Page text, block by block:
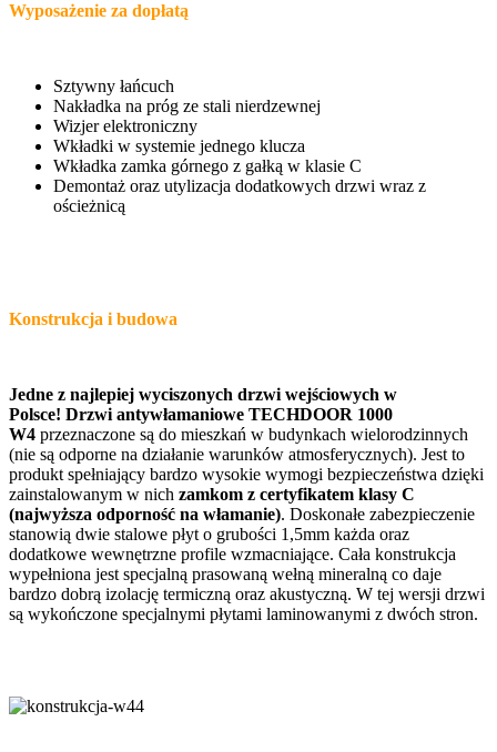
Wyposażenie za dopłatą
Sztywny łańcuch
Nakładka na próg ze stali nierdzewnej
Wizjer elektroniczny
Wkładki w systemie jednego klucza
Wkładka zamka górnego z gałką w klasie C
Demontaż oraz utylizacja dodatkowych drzwi wraz z
ościeżnicą
Konstrukcja i budowa
Jedne z najlepiej wyciszonych drzwi wejściowych w
Polsce! Drzwi antywłamaniowe TECHDOOR 1000
W4 przeznaczone są do mieszkań w budynkach wielorodzinnych
(nie są odporne na działanie warunków atmosferycznych). Jest to
produkt spełniający bardzo wysokie wymogi bezpieczeństwa dzięki
zainstalowanym w nich zamkom z certyfikatem klasy C
(najwyższa odporność na włamanie). Doskonałe zabezpieczenie
stanowią dwie stalowe płyt o grubości 1,5mm każda oraz
dodatkowe wewnętrzne profile wzmacniające. Cała konstrukcja
wypełniona jest specjalną prasowaną wełną mineralną co daje
bardzo dobrą izolację termiczną oraz akustyczną. W tej wersji drzwi
są wykończone specjalnymi płytami laminowanymi z dwóch stron.